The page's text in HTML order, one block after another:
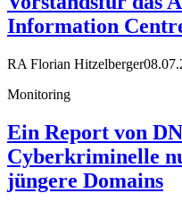
Information
RA Florian Hitzelberger
Monitoring
Ein Report von
Cyberkriminelle
jüngere Domains